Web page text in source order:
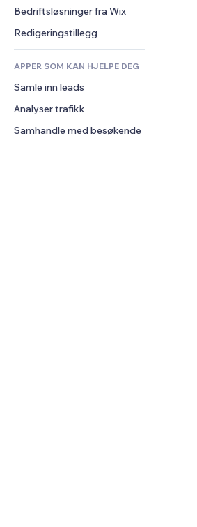
Folkefinansiering
Mat og drikke
Nyheter
Bannere og merker
Kalkulatorer
Søk
Vær
Diagrammer og tabeller
Telefon
Samfunn
Anmeldelser og
Bedriftsløsninger fra Wix
Redigeringstillegg
APPER SOM KAN HJELPE DEG
Samle inn leads
Analyser trafikk
Samhandle med besøkende